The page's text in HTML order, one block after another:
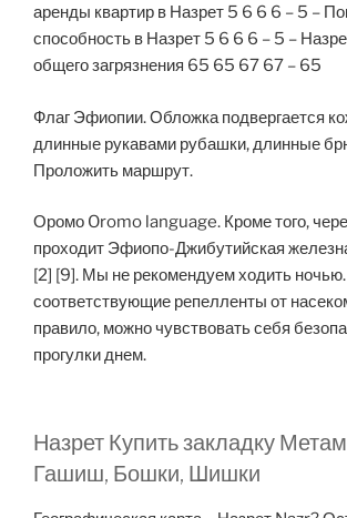
аренды квартир в Назрет 5 6 6 6 – 5 –
способность в Назрет 5 6 6 6 – 5 –
общего загрязнения 65 65 67 67 – 65
Флаг Эфиопии. Обложка подвергается
длинные рукавами рубашки, длинные
Проложить маршрут.
Оромо Oromo language. Кроме того,
проходит Эфиопо-Джибутийская
[2] [9]. Мы не рекомендуем ходить
соответствующие репелленты от
правило, можно чувствовать себя
прогулки днем.
Назрет Купить закладку
Гашиш, Бошки, Шишки